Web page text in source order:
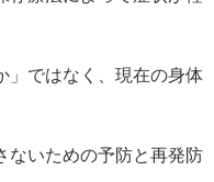
」ではなく、現在の身体
ないための予防と再発防